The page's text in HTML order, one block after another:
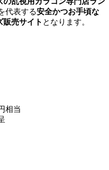
代表する安全かつお手頃な
販売サイト となります。
相当